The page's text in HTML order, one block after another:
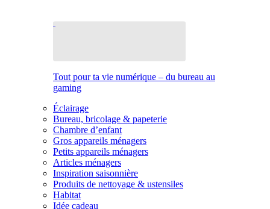
Tout pour ta vie numérique – du bureau au
gaming
Éclairage
Bureau, bricolage & papeterie
Chambre d’enfant
Gros appareils ménagers
Petits appareils ménagers
Articles ménagers
Inspiration saisonnière
Produits de nettoyage & ustensiles
Habitat
Idée cadeau